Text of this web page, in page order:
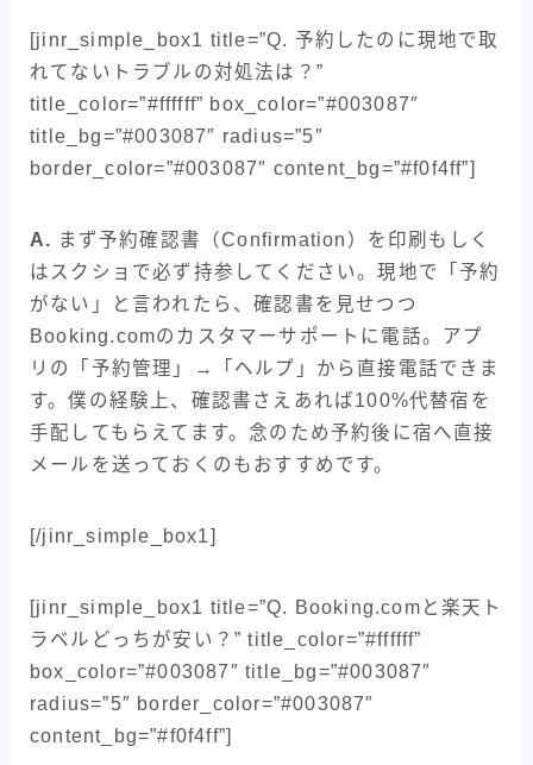
[jinr_simple_box1 title=”Q. 予約したのに現地で取
れてないトラブルの対処法は？”
title_color=”#ffffff” box_color=”#003087″
title_bg=”#003087″ radius=”5″
border_color=”#003087″ content_bg=”#f0f4ff”]
A. まず予約確認書（Confirmation）を印刷もしく
はスクショで必ず持参してください。現地で「予約
がない」と言われたら、確認書を見せつつ
Booking.comのカスタマーサポートに電話。アプ
リの「予約管理」→「ヘルプ」から直接電話できま
す。僕の経験上、確認書さえあれば100%代替宿を
手配してもらえてます。念のため予約後に宿へ直接
メールを送っておくのもおすすめです。
[/jinr_simple_box1]
[jinr_simple_box1 title=”Q. Booking.comと楽天ト
ラベルどっちが安い？” title_color=”#ffffff”
box_color=”#003087″ title_bg=”#003087″
radius=”5″ border_color=”#003087″
content_bg=”#f0f4ff”]